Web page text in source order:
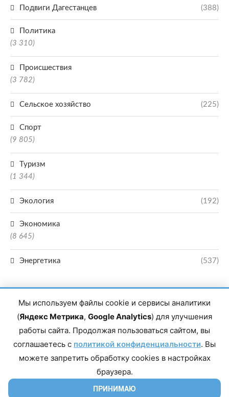
Подвиги Дагестанцев (388)
Политика
(3 310)
Происшествия
(3 782)
Сельское хозяйство (225)
Спорт
(9 805)
Туризм
(1 344)
Экология (192)
Экономика
(8 645)
Энергетика (537)
Главный редактор сетевого издания Магомаев Тимур Нухович. Контакты
редакции: 8(988)-292-94-34 Почта: vestiskfo@gmail.com По вопросам
Дагестан, г. Махачкала, пр-т Насрутдинова, д. 1а. Все права защищены.
Копирование и использование полных материалов запрещено, частичное
цитирование возможно только при условии гиперссылки на сайт mirmol.ru.
Мы используем файлы cookie и сервисы аналитики
(Яндекс Метрика, Google Analytics) для улучшения
работы сайта. Продолжая пользоваться сайтом, вы
соглашаетесь с политикой конфиденциальности. Вы
можете запретить обработку cookies в настройках
браузера.
ПРИНИМАЮ